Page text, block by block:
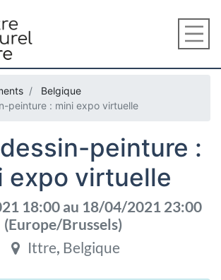
Belgique
peinture : mini expo virtuelle
peinture :
expo virtuelle
18:00au 18/04/2021 23:00
(Europe/Brussels)
Ittre, Belgique